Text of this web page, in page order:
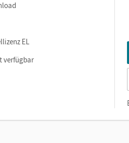
EL
verfügbar